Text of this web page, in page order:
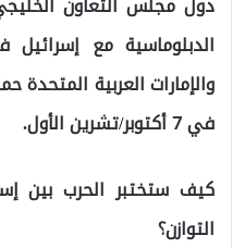
والإمارات العربية
في 7 أكتوبر/تشرين الأول.
كيف ستختبر الحرب بين
التوازن؟